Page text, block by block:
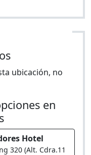
ubicación, no
en
Hotel
320 (Alt. Cdra.11